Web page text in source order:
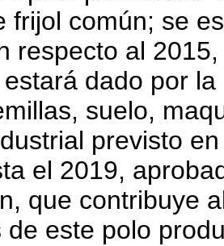
frijol común; se
respecto al
dado por
suelo,
previsto
el 2019,
que contribuye
de este polo